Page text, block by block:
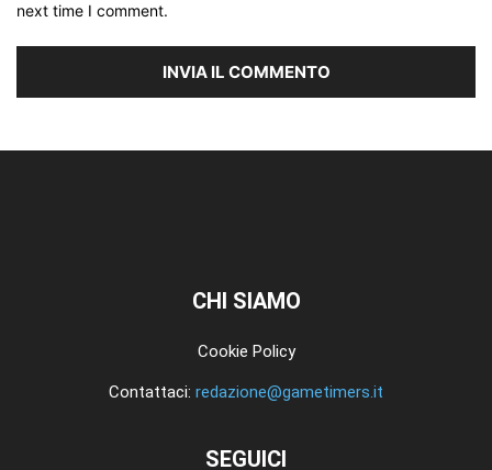
next time I comment.
CHI SIAMO
Cookie Policy
Contattaci: redazione@gametimers.it
SEGUICI